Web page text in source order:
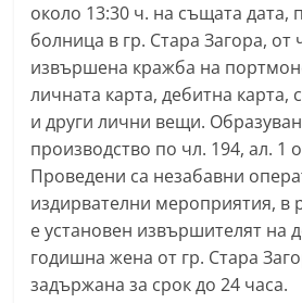
o
,
k
a
a
n
a
k
около 13:30 ч. на същата дата,
болница в гр. Стара Загора, от
извършена кражба на
личната карта, дебитна карта,
и други лични вещи.
производство по чл. 194, ал. 1
Проведени са незабавни
издирвателни мероприятия, в
е установен извършителят на
годишна жена от гр. Стара
задържана за срок до 24 часа.